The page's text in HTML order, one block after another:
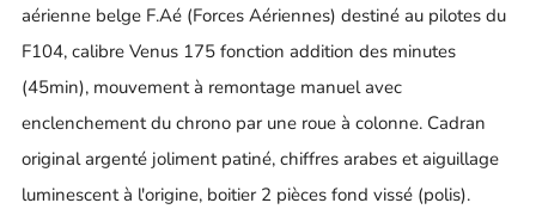
aérienne belge F.Aé (Forces Aériennes) destiné au pilotes du
F104, calibre Venus 175 fonction addition des minutes
(45min), mouvement à remontage manuel avec
enclenchement du chrono par une roue à colonne. Cadran
original argenté joliment patiné, chiffres arabes et aiguillage
luminescent à l'origine, boitier 2 pièces fond vissé (polis).